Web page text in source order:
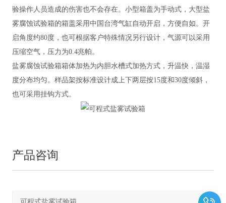
验操作人员造成的伤害也不会存在。小型箱盖为手动式，大型盐
雾腐蚀试验箱的箱盖采用中国台湾气缸自动开启，方便自如。开
启角度约80度，也可根据客户特殊情况另行设计，气源可以采用
压缩空气，压力为0.4兆帕。
盐雾腐蚀试验箱箱体加热为内胆水槽式加热方式，升温快，温湿
度分布均匀。样品架按标准设计成上下两层按15度和30度倾斜，
也可采用挂钩方式。
产品咨询